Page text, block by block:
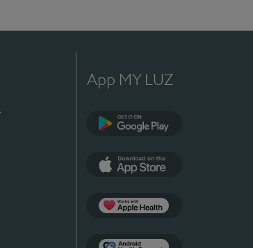
App MY LUZ